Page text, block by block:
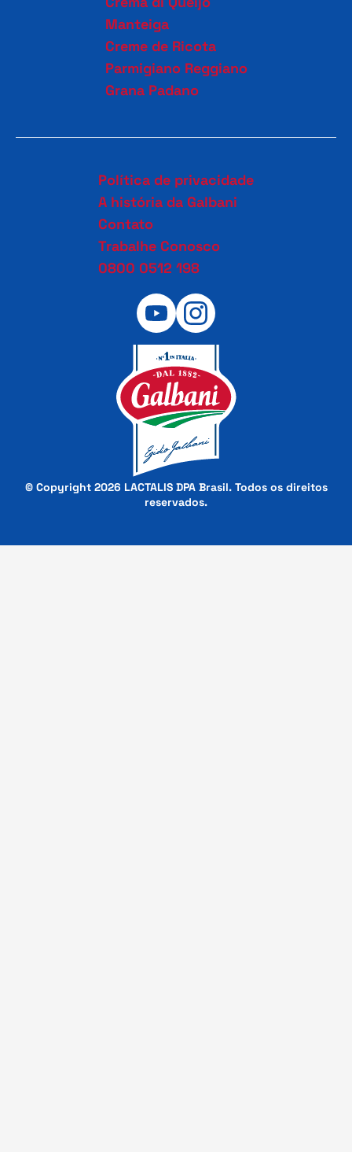
Manteiga
Creme de Ricota
Parmigiano Reggiano
Grana Padano
Política de privacidade
A história da Galbani
Contato
Trabalhe Conosco
0800 0512 198
© Copyright 2026 LACTALIS DPA Brasil. Todos os direitos
reservados.